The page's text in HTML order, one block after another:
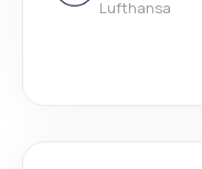
Lufthansa